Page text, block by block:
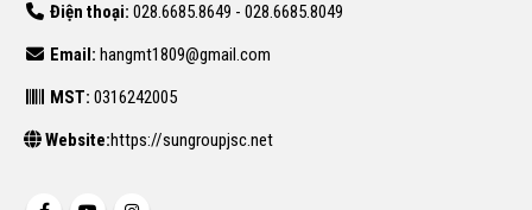
Điện thoại: 028.6685.8649 - 028.6685.8049
Email: hangmt1809@gmail.com
MST: 0316242005
Website:https://sungroupjsc.net